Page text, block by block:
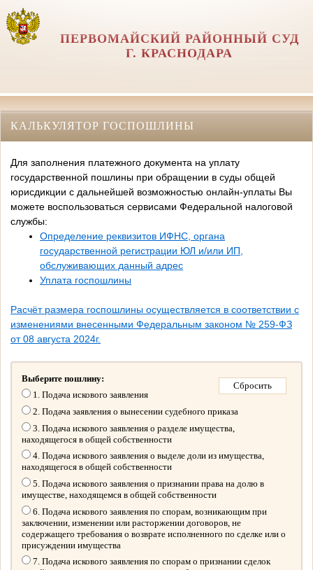
ПЕРВОМАЙСКИЙ РАЙОННЫЙ СУД
Г. КРАСНОДАРА
КАЛЬКУЛЯТОР ГОСПОШЛИНЫ
Для заполнения платежного документа на уплату
государственной пошлины при обращении в суды общей
юрисдикции с дальнейшей возможностью онлайн-уплаты Вы
можете воспользоваться сервисами Федеральной налоговой
службы:
Определение реквизитов ИФНС, органа
государственной регистрации ЮЛ и/или ИП,
обслуживающих данный адрес
Уплата госпошлины
Расчёт размера госпошлины осуществляется в соответствии с
изменениями внесенными Федеральным законом № 259-ФЗ
от 08 августа 2024г.
Выберите пошлину:
1. Подача искового заявления
2. Подача заявления о вынесении судебного приказа
3. Подача искового заявления о разделе имущества,
находящегося в общей собственности
4. Подача искового заявления о выделе доли из имущества,
находящегося в общей собственности
5. Подача искового заявления о признании права на долю в
имуществе, находящемся в общей собственности
6. Подача искового заявления по спорам, возникающим при
заключении, изменении или расторжении договоров, не
содержащего требования о возврате исполненного по сделке или о
присуждении имущества
7. Подача искового заявления по спорам о признании сделок